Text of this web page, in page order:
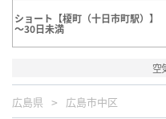
ショート【榎町（十日市町駅）】
～30日未満
空
広島県 広島市中区